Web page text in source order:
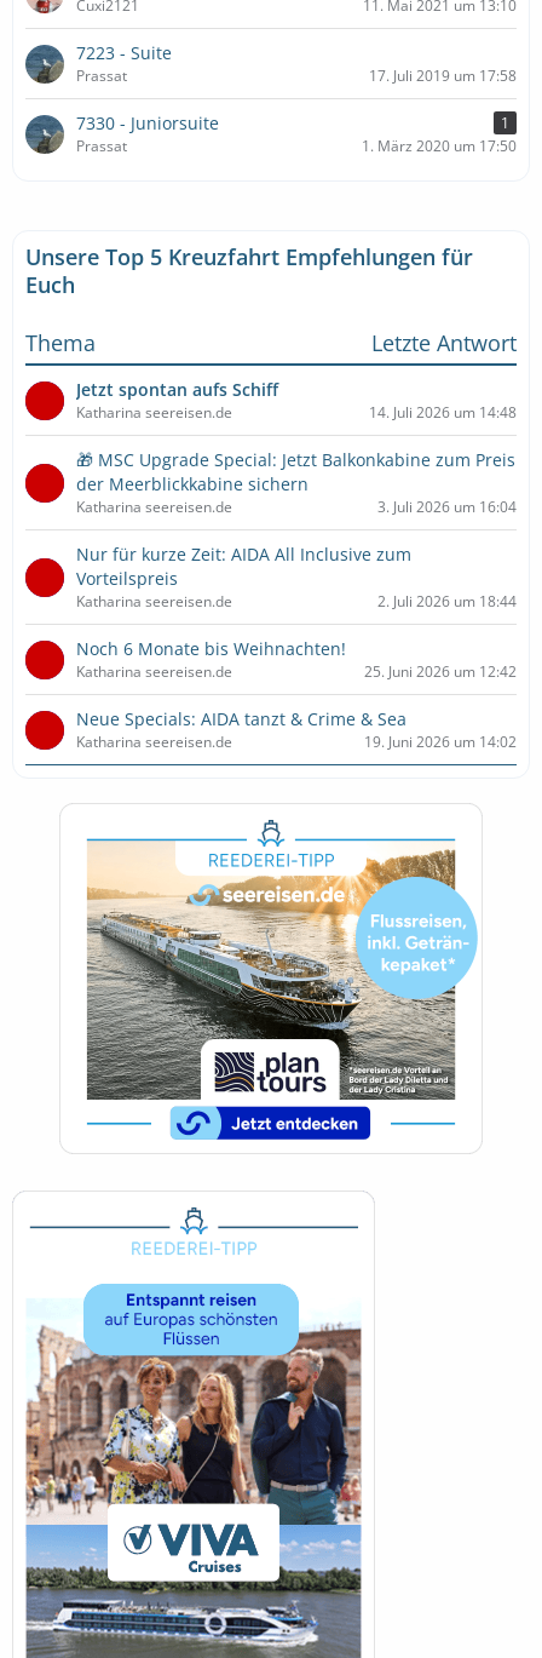
Cuxi2121 11. Mai 2021 um 13:10
7223 - Suite
Prassat 17. Juli 2019 um 17:58
7330 - Juniorsuite
1
Prassat
1. März 2020 um 17:50
Unsere Top 5 Kreuzfahrt Empfehlungen für
Euch
Thema
Letzte Antwort
Jetzt spontan aufs Schiff
Katharina seereisen.de 14. Juli 2026 um 14:48
🎁 MSC Upgrade Special: Jetzt Balkonkabine zum Preis
der Meerblickkabine sichern
Katharina seereisen.de 3. Juli 2026 um 16:04
Nur für kurze Zeit: AIDA All Inclusive zum
Vorteilspreis
Katharina seereisen.de 2. Juli 2026 um 18:44
Noch 6 Monate bis Weihnachten!
Katharina seereisen.de 25. Juni 2026 um 12:42
Neue Specials: AIDA tanzt & Crime & Sea
Katharina seereisen.de 19. Juni 2026 um 14:02